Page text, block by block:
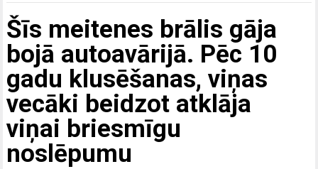
Šīs meitenes brālis gāja
bojā autoavārijā. Pēc 10
gadu klusēšanas, viņas
vecāki beidzot atklāja
viņai briesmīgu
noslēpumu